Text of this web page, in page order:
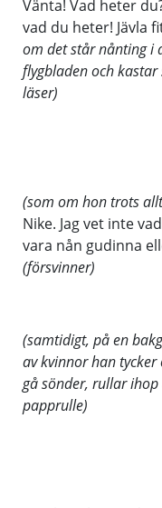
Vänta! Vad heter
vad du heter! Jävla
om det står nånting i
flygbladen och
läser)
(som om hon trots
Nike. Jag vet inte
vara nån gudinna
(försvinner)
(samtidigt, på en
av kvinnor han
gå sönder, rullar
papprulle)